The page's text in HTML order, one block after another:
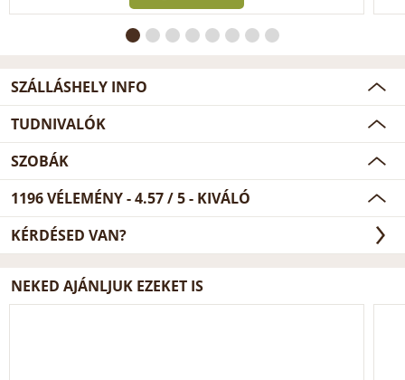
SZÁLLÁSHELY INFO
TUDNIVALÓK
SZOBÁK
1196VÉLEMÉNY -4.57/5- KIVÁLÓ
KÉRDÉSED VAN?
NEKED AJÁNLJUK EZEKET IS